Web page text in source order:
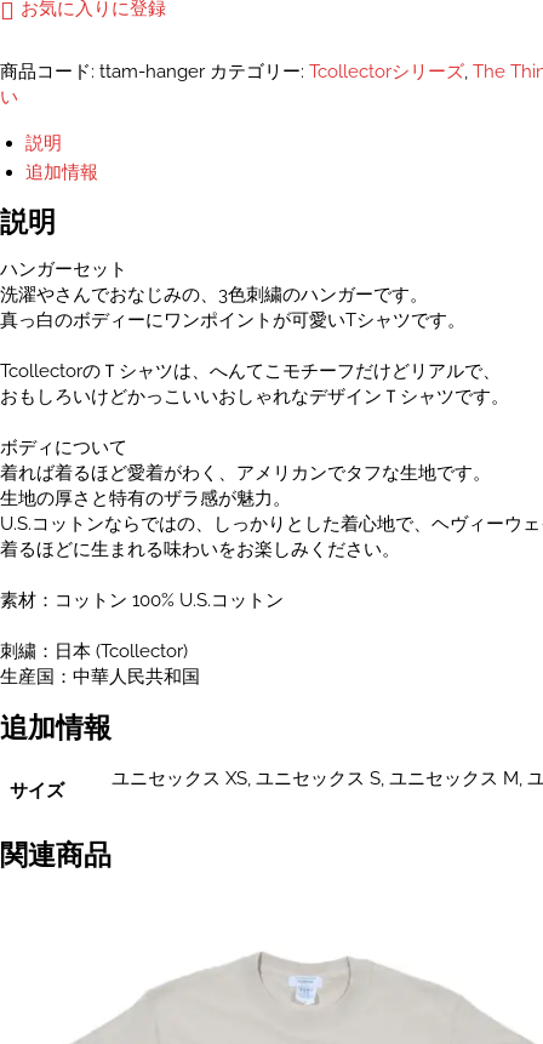
ガ
ッ
ト
セ
ッ
ク
ス
Ｔ
シ
ャ
ツ
個
お気に入りに登録
商品コード: ttam-hanger カテゴリー: Tcollectorシリーズ, The
い
説明
追加情報
説明
ハンガーセット
洗濯やさんでおなじみの、3色刺繍のハンガーです。
真っ白のボディーにワンポイントが可愛いTシャツです。
TcollectorのＴシャツは、へんてこモチーフだけどリアルで、
おもしろいけどかっこいいおしゃれなデザインＴシャツです。
ボディについて
着れば着るほど愛着がわく、アメリカンでタフな生地です。
生地の厚さと特有のザラ感が魅力。
U.S.コットンならではの、しっかりとした着心地で、ヘヴィーウ
着るほどに生まれる味わいをお楽しみください。
素材：コットン 100% U.S.コットン
刺繍：日本 (Tcollector)
生産国：中華人民共和国
追加情報
サイズ
ユニセックス XS, ユニセックス S, ユニセックス M,
関連商品